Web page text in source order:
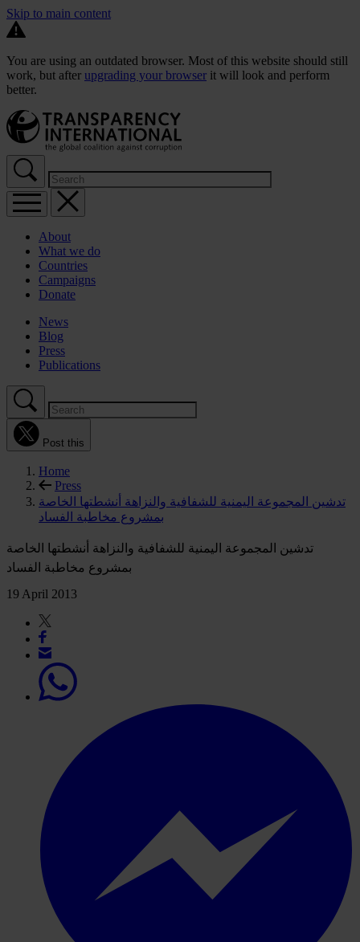
Skip to main content
You are using an outdated browser. Most of this website should still
work, but after upgrading your browser it will look and perform
better.
About
What we do
Countries
Campaigns
Donate
News
Blog
Press
Publications
Post this
Home
Press
تدشين المجموعة اليمنية للشفافية والنزاهة أنشطتها الخاصة
بمشروع مخاطبة الفساد
تدشين المجموعة اليمنية للشفافية والنزاهة أنشطتها الخاصة
بمشروع مخاطبة الفساد
19 April 2013